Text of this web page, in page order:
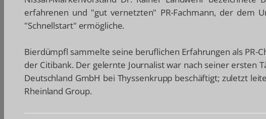
erfahrenen und "gut vernetzten" PR-Fachmann, der dem
"Schnellstart" ermögliche.
Bierdümpfl sammelte seine beruflichen Erfahrungen als PR-
der Citibank. Der gelernte Journalist war nach seiner ersten
Deutschland GmbH bei Thyssenkrupp beschäftigt; zuletzt
Rheinland Group.